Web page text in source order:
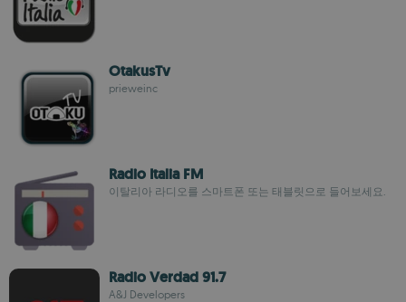
OtakusTv
prieweinc
Radio Italia FM
이탈리아 라디오를 스마트폰 또는 태블릿으로 들어보세요.
Radio Verdad 91.7
A&J Developers